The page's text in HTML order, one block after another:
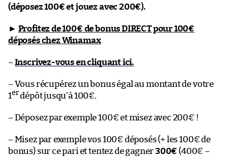
(déposez 100€ et jouez avec 200€).
► Profitez de 100€ de bonus DIRECT pour 100€
déposés chez Winamax
–Inscrivez-vous en cliquant ici.
– Vous récupérez un bonus égal au montant de votre
1erdépôt jusqu’à 100€.
– Déposez par exemple 100€ et misez avec 200€ !
– Misez par exemple vos 100€ déposés (+ les 100€ de
bonus) sur ce pari et tentez de gagner300€ (400€ –